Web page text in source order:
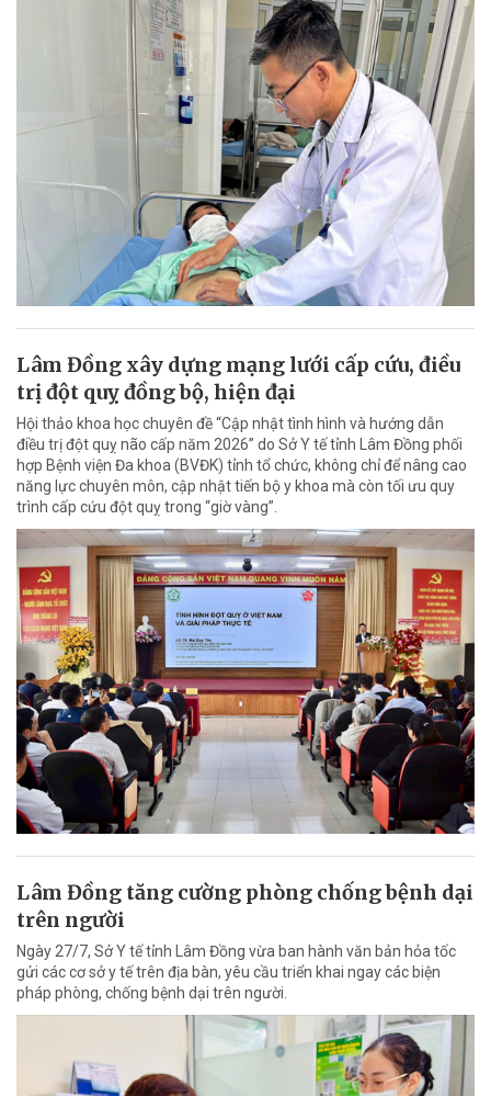
Lâm Đồng xây dựng mạng lưới cấp cứu, điều
trị đột quỵ đồng bộ, hiện đại
Hội thảo khoa học chuyên đề “Cập nhật tình hình và hướng dẫn
điều trị đột quỵ não cấp năm 2026” do Sở Y tế tỉnh Lâm Đồng phối
hợp Bệnh viện Đa khoa (BVĐK) tỉnh tổ chức, không chỉ để nâng cao
năng lực chuyên môn, cập nhật tiến bộ y khoa mà còn tối ưu quy
trình cấp cứu đột quỵ trong “giờ vàng”.
Lâm Đồng tăng cường phòng chống bệnh dại
trên người
Ngày 27/7, Sở Y tế tỉnh Lâm Đồng vừa ban hành văn bản hỏa tốc
gửi các cơ sở y tế trên địa bàn, yêu cầu triển khai ngay các biện
pháp phòng, chống bệnh dại trên người.